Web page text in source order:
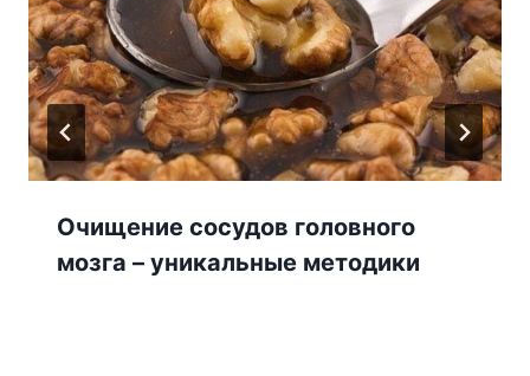
Очищение сосудов головного
мозга – уникальные методики